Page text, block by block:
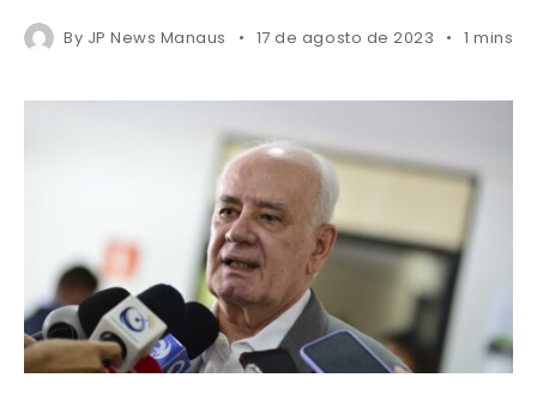
By JP News Manaus 17 de agosto de 2023 1 mins